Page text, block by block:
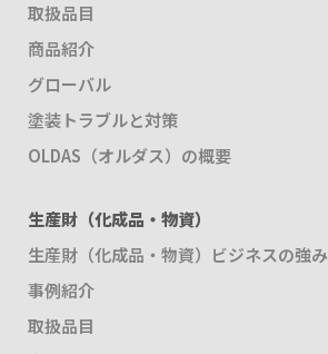
取扱品目
商品紹介
グローバル
塗装トラブルと対策
OLDAS（オルダス）の概要
生産財（化成品・物資）
生産財（化成品・物資）ビジネスの強み
事例紹介
取扱品目